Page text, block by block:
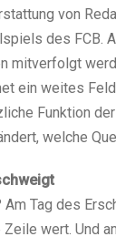
von
des FCB.
mitverfolgt
ein weites
Funktion
welche
Am Tag des
wert. Und